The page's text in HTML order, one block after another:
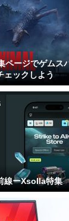
ページでゲムス
ェックしよう
線ーXsolla特集